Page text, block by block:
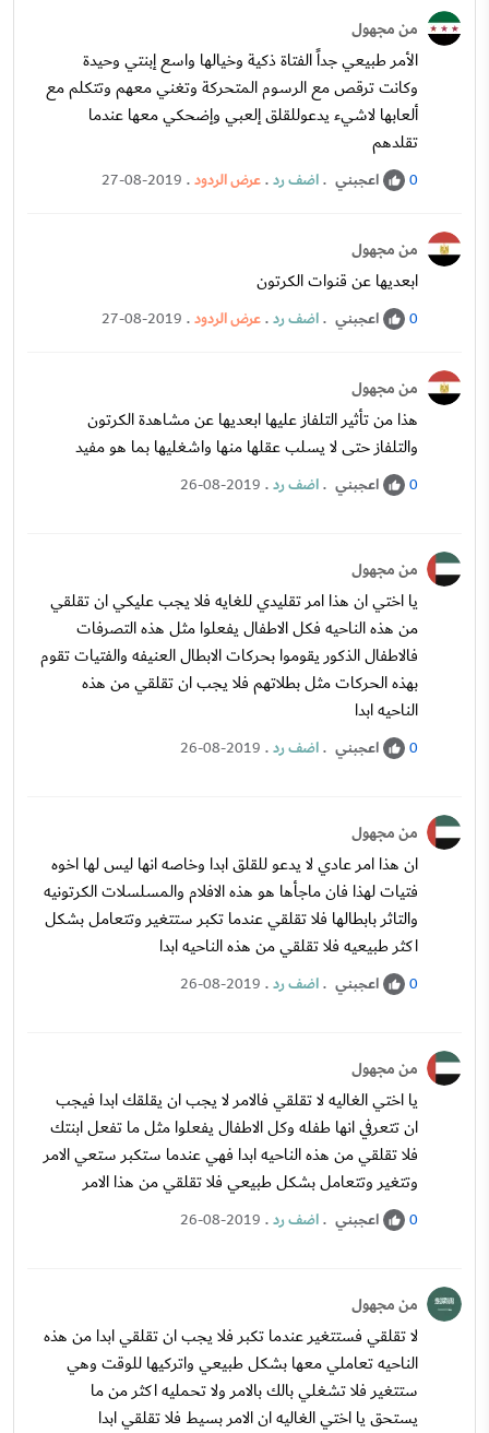
من مجهول
الأمر طبيعي جداً الفتاة ذكية وخيالها واسع إبنتي وحيدة
وكانت ترقص مع الرسوم المتحركة وتغني معهم وتتكلم مع
ألعابها لاشيء يدعوللقلق إلعبي وإضحكي معها عندما
تقلدهم
0 اعجبني .اضف رد.عرض الردود.
27-08-2019
من مجهول
ابعديها عن قنوات الكرتون
0 اعجبني .اضف رد.عرض الردود.
27-08-2019
من مجهول
هذا من تأثير التلفاز عليها ابعديها عن مشاهدة الكرتون
والتلفاز حتى لا يسلب عقلها منها واشغليها بما هو مفيد
0 اعجبني .اضف رد.
26-08-2019
من مجهول
يا اختي ان هذا امر تقليدي للغايه فلا يجب عليكي ان تقلقي
من هذه الناحيه فكل الاطفال يفعلوا مثل هذه التصرفات
فالاطفال الذكور يقوموا بحركات الابطال العنيفه والفتيات تقوم
بهذه الحركات مثل بطلاتهم فلا يجب ان تقلقي من هذه
الناحيه ابدا
0 اعجبني .اضف رد.
26-08-2019
من مجهول
ان هذا امر عادي لا يدعو للقلق ابدا وخاصه انها ليس لها اخوه
فتيات لهذا فان ماجأها هو هذه الافلام والمسلسلات الكرتونيه
والتاثر بابطالها فلا تقلقي عندما تكبر ستتغير وتتعامل بشكل
اكثر طبيعيه فلا تقلقي من هذه الناحيه ابدا
0 اعجبني .اضف رد.
26-08-2019
من مجهول
يا اختي الغاليه لا تقلقي فالامر لا يجب ان يقلقك ابدا فيجب
ان تتعرفي انها طفله وكل الاطفال يفعلوا مثل ما تفعل ابنتك
فلا تقلقي من هذه الناحيه ابدا فهي عندما ستكبر ستعي الامر
وتتغير وتتعامل بشكل طبيعي فلا تقلقي من هذا الامر
0 اعجبني .اضف رد.
26-08-2019
من مجهول
لا تقلقي فستتغير عندما تكبر فلا يجب ان تقلقي ابدا من هذه
الناحيه تعاملي معها بشكل طبيعي واتركيها للوقت وهي
ستتغير فلا تشغلي بالك بالامر ولا تحمليه اكثر من ما
يستحق يا اختي الغاليه ان الامر بسيط فلا تقلقي ابدا